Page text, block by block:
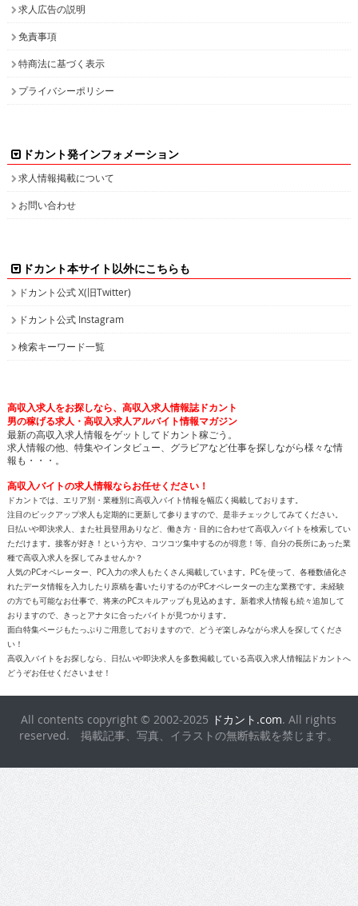
求人広告の説明
免責事項
特商法に基づく表示
プライバシーポリシー
ドカント発インフォメーション
求人情報掲載について
お問い合わせ
ドカント本サイト以外にこちらも
ドカント公式 X(旧Twitter)
ドカント公式 Instagram
検索キーワード一覧
高収入求人をお探しなら、高収入求人情報誌ドカント
男の稼げる求人・高収入求人アルバイト情報マガジン
最新の高収入求人情報をゲットしてドカント稼ごう。
求人情報の他、特集やインタビュー、グラビアなど仕事を探しながら様々な情
報も・・・。
高収入バイトの求人情報ならお任せください！
ドカントでは、エリア別・業種別に高収入バイト情報を幅広く掲載しております。
注目のピックアップ求人も定期的に更新して参りますので、是非チェックしてみてください。
日払いや即決求人、また社員登用ありなど、働き方・目的に合わせて高収入バイトを検索してい
ただけます。接客が好き！という方や、コツコツ集中するのが得意！等、自分の長所にあった業
種で高収入求人を探してみませんか？
人気のPCオペレーター、PC入力の求人もたくさん掲載しています。PCを使って、各種数値化さ
れたデータ情報を入力したり原稿を書いたりするのがPCオペレーターの主な業務です。未経験
の方でも可能なお仕事で、将来のPCスキルアップも見込めます。新着求人情報も続々追加して
おりますので、きっとアナタに合ったバイトが見つかります。
面白特集ページもたっぷりご用意しておりますので、どうぞ楽しみながら求人を探してくださ
い！
高収入バイトをお探しなら、日払いや即決求人を多数掲載している高収入求人情報誌ドカントへ
どうぞお任せくださいませ！
All contents copyright © 2002-2025 ドカント.com. All rights
reserved. 掲載記事、写真、イラストの無断転載を禁じます。